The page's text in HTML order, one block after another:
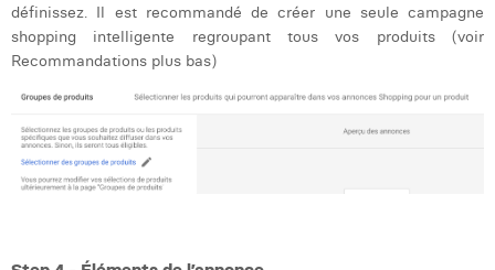
définissez. Il est recommandé de créer une seule campagne
shopping intelligente regroupant tous vos produits (voir
Recommandations plus bas)